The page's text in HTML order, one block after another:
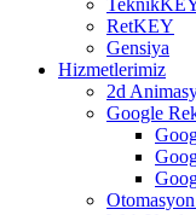
RetKEY
Gensiya
Hizmetlerimiz
2d
Google
Otomasyon